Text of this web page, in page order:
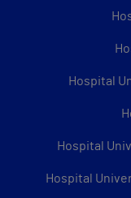
Hospital
Hospital
Hospital